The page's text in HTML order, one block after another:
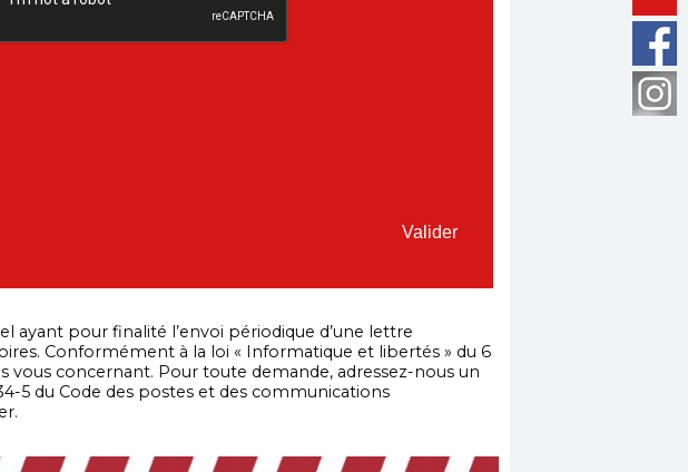
pour finalité l’envoi périodique d’une lettre
Conformément à la loi « Informatique et libertés » du 6
vous concernant. Pour toute demande, adressez-nous un
5 du Code des postes et des communications